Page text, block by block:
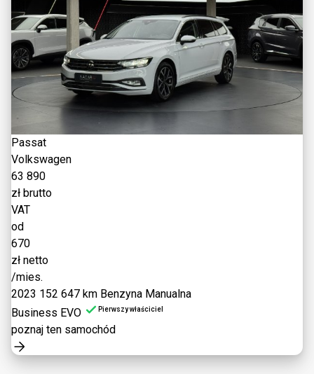
Passat
Volkswagen
63 890
zł brutto
VAT
od
670
zł netto
/mies.
2023 152 647 km Benzyna Manualna
Business EVO
Pierwszy właściciel
poznaj ten samochód